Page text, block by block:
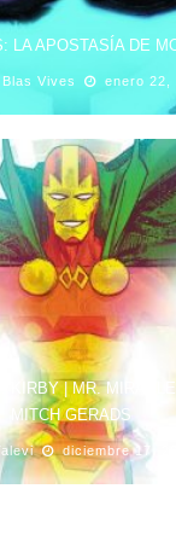
LA APOSTASÍA DE
Blas Vives enero 22,
KIRBY | MR.
MITCH GERADS
diciembre 17,